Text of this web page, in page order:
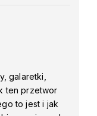
galaretki,
ten przetwor
to jest i jak